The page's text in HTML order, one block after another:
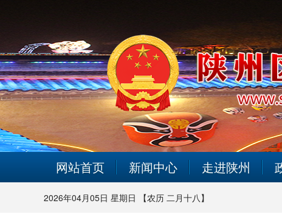
网站首页 新闻中心 走进陕州
2026年04月05日 星期日 【农历 二月十八】